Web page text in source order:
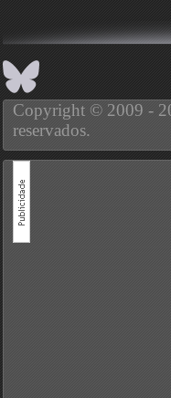
Copyright © 2009 -
reservados.